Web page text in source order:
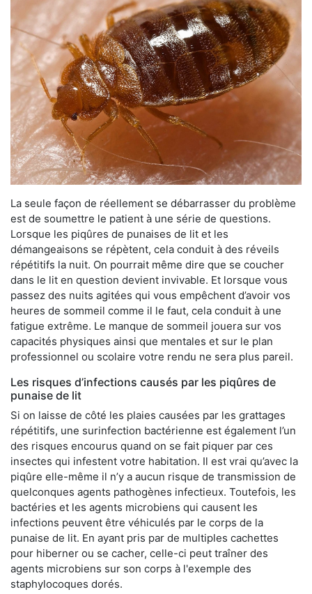
La seule façon de réellement se débarrasser du problème
est de soumettre le patient à une série de questions.
Lorsque les piqûres de punaises de lit et les
démangeaisons se répètent, cela conduit à des réveils
répétitifs la nuit. On pourrait même dire que se coucher
dans le lit en question devient invivable. Et lorsque vous
passez des nuits agitées qui vous empêchent d’avoir vos
heures de sommeil comme il le faut, cela conduit à une
fatigue extrême. Le manque de sommeil jouera sur vos
capacités physiques ainsi que mentales et sur le plan
professionnel ou scolaire votre rendu ne sera plus pareil.
Les risques d’infections causés par les piqûres de
punaise de lit
Si on laisse de côté les plaies causées par les grattages
répétitifs, une surinfection bactérienne est également l’un
des risques encourus quand on se fait piquer par ces
insectes qui infestent votre habitation. Il est vrai qu’avec la
piqûre elle-même il n’y a aucun risque de transmission de
quelconques agents pathogènes infectieux. Toutefois, les
bactéries et les agents microbiens qui causent les
infections peuvent être véhiculés par le corps de la
punaise de lit. En ayant pris par de multiples cachettes
pour hiberner ou se cacher, celle-ci peut traîner des
agents microbiens sur son corps à l'exemple des
staphylocoques dorés.